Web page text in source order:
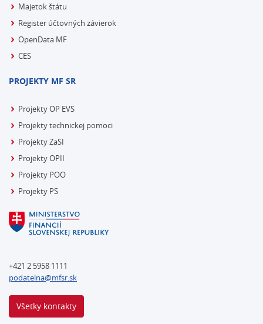
Majetok štátu
Register účtovných závierok
OpenData MF
CES
PROJEKTY MF SR
Projekty OP EVS
Projekty technickej pomoci
Projekty ZaSI
Projekty OPII
Projekty POO
Projekty PS
+421 2 5958 1111
podatelna@mfsr.sk
Všetky kontakty